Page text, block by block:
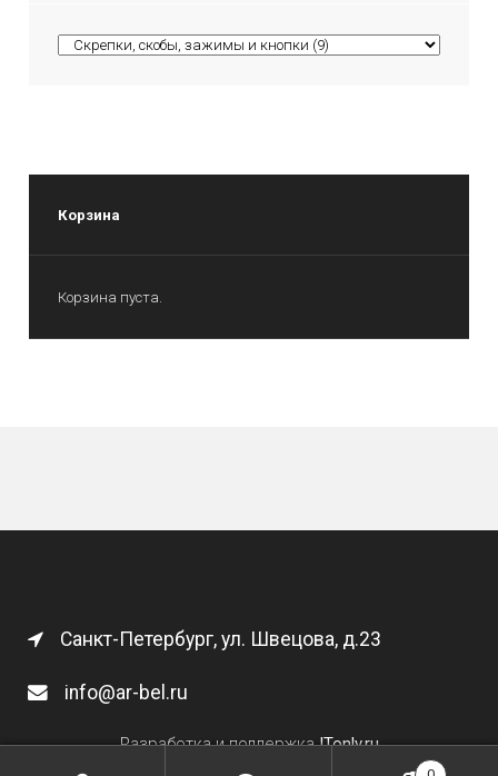
Корзина
Корзина пуста.
Санкт-Петербург, ул. Швецова, д.23
info@ar-bel.ru
Разработка и поддержкаITonly.ru